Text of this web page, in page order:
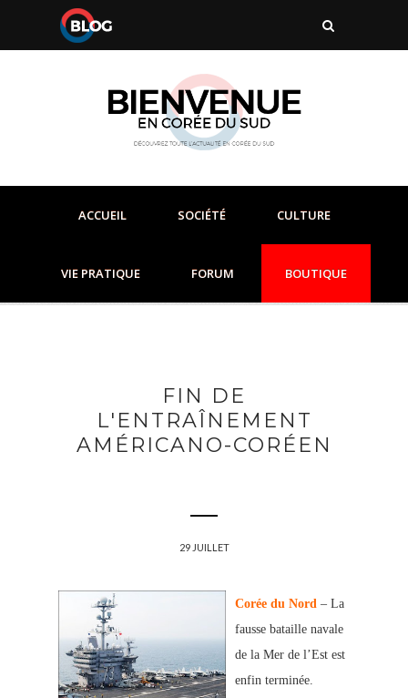
ACCUEIL SOCIÉTÉ CULTURE
VIE PRATIQUE FORUM BOUTIQUE
FIN DE
L'ENTRAÎNEMENT
AMÉRICANO-CORÉEN
29 JUILLET
Corée du Nord – La
fausse bataille navale
de la Mer de l’Est est
enfin terminée.